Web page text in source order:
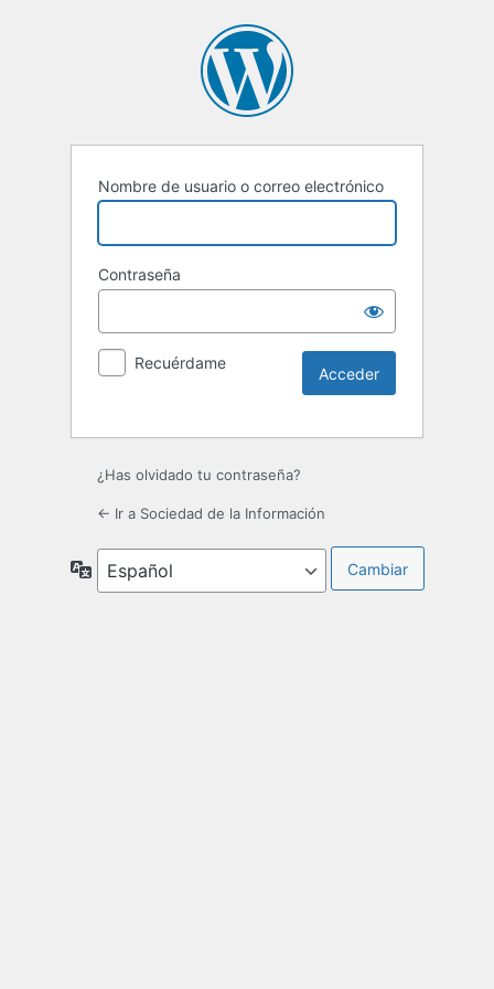
Nombre de usuario o correo electrónico
Contraseña
Recuérdame
¿Has olvidado tu contraseña?
← Ir a Sociedad de la Información
Idioma